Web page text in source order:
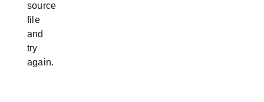
source
file
and
try
again.